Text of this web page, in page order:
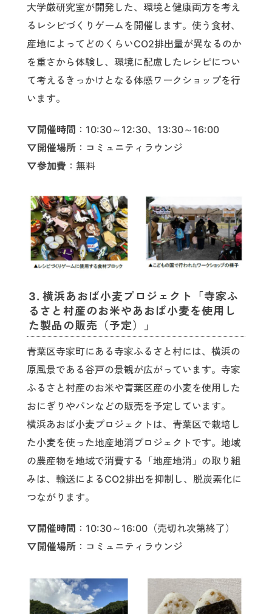
大学厳研究室が開発した、環境と健康両方を考え
るレシピづくりゲームを開催します。使う食材、
産地によってどのくらいCO2排出量が異なるのか
を重さから体験し、環境に配慮したレシピについ
て考えるきっかけとなる体感ワークショップを行
います。
▽開催時間 ：10:30～12:30、13:30～16:00
▽開催場所 ：コミュニティラウンジ
▽参加費 ：無料
3. 横浜あおば小麦プロジェクト「寺家ふ
るさと村産のお米やあおば小麦を使用し
た製品の販売（予定）」
青葉区寺家町にある寺家ふるさと村には、横浜の
原風景である谷戸の景観が広がっています。寺家
ふるさと村産のお米や青葉区産の小麦を使用した
おにぎりやパンなどの販売を予定しています。
横浜あおば小麦プロジェクトは、青葉区で栽培し
た小麦を使った地産地消プロジェクトです。地域
の農産物を地域で消費する「地産地消」の取り組
みは、輸送によるCO2排出を抑制し、脱炭素化に
つながります。
▽開催時間 ：10:30～16:00（売切れ次第終了）
▽開催場所 ：コミュニティラウンジ